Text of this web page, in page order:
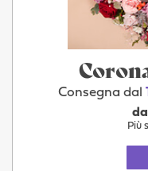
Consegna dal
Più